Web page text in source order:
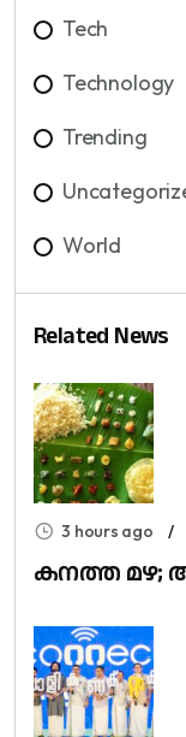
Tech
Technology
Trending
World
Related News
3 hours ago
കനത്ത മഴ;